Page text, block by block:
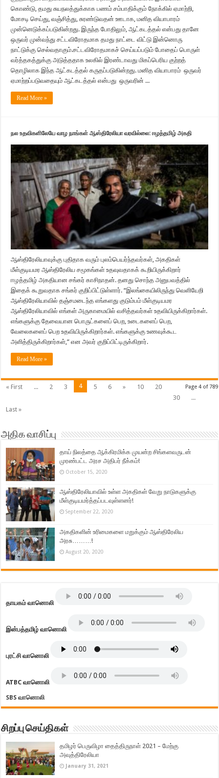
கொண்டு, தமது சுயநலத்துக்காக பணம் சம்பாதிக்கும் நோக்கில் ஏமாற்றி,
மோசடி செய்து, வஞ்சித்து, சுரண்டுவதன் ஊடாக, மனித வியாபாரம்
முன்னெடுக்கப்படுகின்றது. இருந்த போதிலும், ஆட்கடத்தல் என்பது தானே
ஒருவர் முன்வந்து சட்டவிரோதமாக தமது நாட்டை விட்டு இன்னொரு
நாட்டுக்கு செல்வதாகும்.சட்டவிரோதமாகச் செய்யப்படும் போதைப் பொருள்
வர்த்தகத்துக்கு அடுத்ததாக உலகில் இரண்டாவது மிகப்பெரிய குற்றத்
தொழிலாக இந்த ஆட்கடத்தல் கருதப்படுகின்றது. மனித வியாபாரம் ஒருவர்
ஏமாற்றப்படுவதையும் ஆட்கடத்தல் என்பது ஒருவரின் ...
Read More »
நல உதவிகளிலேயே வாழ நாங்கள் ஆஸ்திரேலியா வரவில்லை: ஈழத்தமிழ் அகதி
ஆஸ்திரேலியாவுக்கு புதிதாக வரும் புலம்பெயர்ந்தவர்கள், அகதிகள்
மீள்குடியமர ஆஸ்திரேலிய சமூகங்கள் உதவுவதாகக் கூறியிருக்கிறார்
ஈழத்தமிழ் அகதியான சங்கர் காசிநாதன். தனது சொந்த அனுபவத்தில்
இதைக் கூறுவதாக சங்கர் குறிப்பிட்டுள்ளார். “இலங்கையிலிருந்து வெளியேறி
ஆஸ்திரேலியாவில் தஞ்சமடைந்த எங்களது குடும்பம் மீள்குடியமர
ஆஸ்திரேலியாவில் எங்கள் அருகாமையில் வசித்தவர்கள் உதவியிருக்கிறார்கள்.
எங்களுக்கு தேவையான பொருட்களைப் பெற, உடைகளைப் பெற,
வேலைகளைப் பெற உதவியிருக்கிறார்கள். எங்களுக்கு உணவுக்கூட
அளித்திருக்கிறார்கள்,” என அவர் குறிப்பிட்டிருக்கிறார்.
Read More »
Page 4 of 789
« First ... 2 3 4 5 6 » 10
20
30
...
Last »
அதிக வாசிப்பு
தாய் நிலத்தை ஆக்கிரமிக்க முயன்ற சிங்களவருடன்
முரண்பட்ட அரச அதிபர் நீக்கம்!
October 15, 2020
ஆஸ்திரேலியாவில் உள்ள அகதிகள் வேறு நாடுகளுக்கு
மீள்குடியமர்த்தப்படவுள்ளனர்!
September 22, 2020
அகதிகளின் உரிமைகளை மறுக்கும் ஆஸ்திரேலிய
அரசு………!
August 20, 2020
தாயகம் வானொலி
இன்பத்தமிழ் வானொலி
புரட்சி வானொலி
ATBC வானொலி
SBS வானொலி
சிறப்பு செய்திகள்
தமிழர் பெருவிழா தைத்திருநாள் 2021 – மேற்கு
அவுத்திரேலியா
January 31, 2021